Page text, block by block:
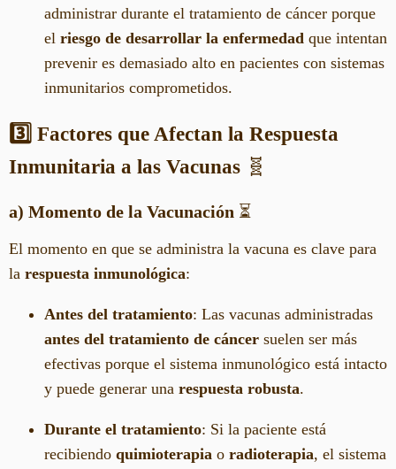
administrar durante el tratamiento de cáncer porque
el riesgo de desarrollar la enfermedad que intentan
prevenir es demasiado alto en pacientes con sistemas
inmunitarios comprometidos.
3️⃣ Factores que Afectan la Respuesta
Inmunitaria a las Vacunas 🧬
a) Momento de la Vacunación ⏳
El momento en que se administra la vacuna es clave para
la respuesta inmunológica:
Antes del tratamiento: Las vacunas administradas
antes del tratamiento de cáncer suelen ser más
efectivas porque el sistema inmunológico está intacto
y puede generar una respuesta robusta.
Durante el tratamiento: Si la paciente está
recibiendo quimioterapia o radioterapia, el sistema